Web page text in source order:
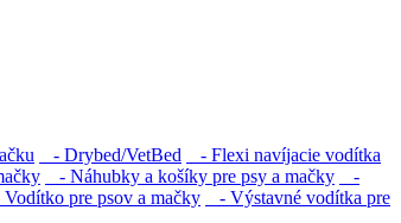
- Drybed/VetBed
- Flexi navíjacie vodítka
- Náhubky a košíky pre psy a mačky
-
pre psov a mačky
- Výstavné vodítka pre